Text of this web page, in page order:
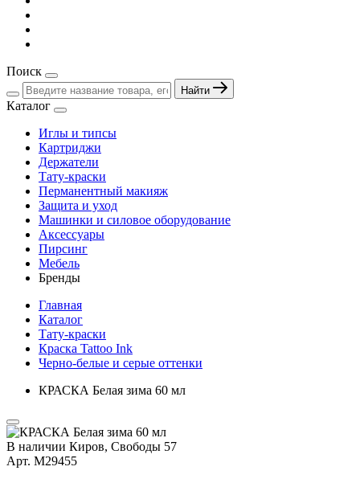
Поиск
Найти
Каталог
Иглы и типсы
Картриджи
Держатели
Тату-краски
Перманентный макияж
Защита и уход
Машинки и силовое оборудование
Аксессуары
Пирсинг
Мебель
Бренды
Главная
Каталог
Тату-краски
Краска Tattoo Ink
Черно-белые и серые оттенки
КРАСКА Белая зима 60 мл
В наличии Киров, Свободы 57
Арт. М29455